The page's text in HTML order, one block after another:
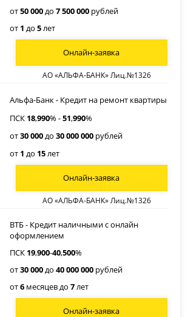
от50 000до7 500 000 рублей
от 1 до5лет
АО «АЛЬФА-БАНК» Лиц.№1326
Онлайн-заявка
Альфа-Банк - Кредит на ремонт квартиры
ПСК 18,990% -51,990%
от30 000до30 000 000 рублей
от 1 до 15 лет
АО «АЛЬФА-БАНК» Лиц.№1326
Онлайн-заявка
ВТБ - Кредит наличными с онлайн
оформлением
ПСК 19,900-40,500%
от30 000до40 000 000 рублей
от6 месяцев до7лет
Онлайн-заявка